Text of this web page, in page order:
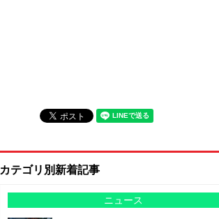
カテゴリ別新着記事
ニュース